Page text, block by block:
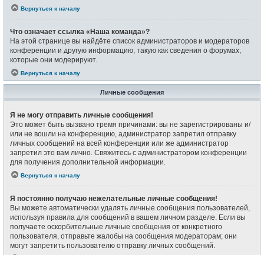
Вернуться к началу
Что означает ссылка «Наша команда»?
На этой странице вы найдёте список администраторов и модераторов
конференции и другую информацию, такую как сведения о форумах,
которые они модерируют.
Вернуться к началу
Личные сообщения
Я не могу отправить личные сообщения!
Это может быть вызвано тремя причинами: вы не зарегистрированы и/
или не вошли на конференцию, администратор запретил отправку
личных сообщений на всей конференции или же администратор
запретил это вам лично. Свяжитесь с администратором конференции
для получения дополнительной информации.
Вернуться к началу
Я постоянно получаю нежелательные личные сообщения!
Вы можете автоматически удалять личные сообщения пользователей,
используя правила для сообщений в вашем личном разделе. Если вы
получаете оскорбительные личные сообщения от конкретного
пользователя, отправьте жалобы на сообщения модераторам; они
могут запретить пользователю отправку личных сообщений.